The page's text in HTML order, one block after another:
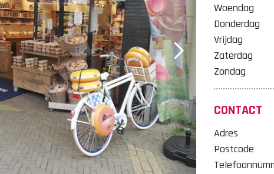
Woendag
Donderdag
Vrijdag
Zaterdag
Zondag
CONTACT
Adres
Postcode